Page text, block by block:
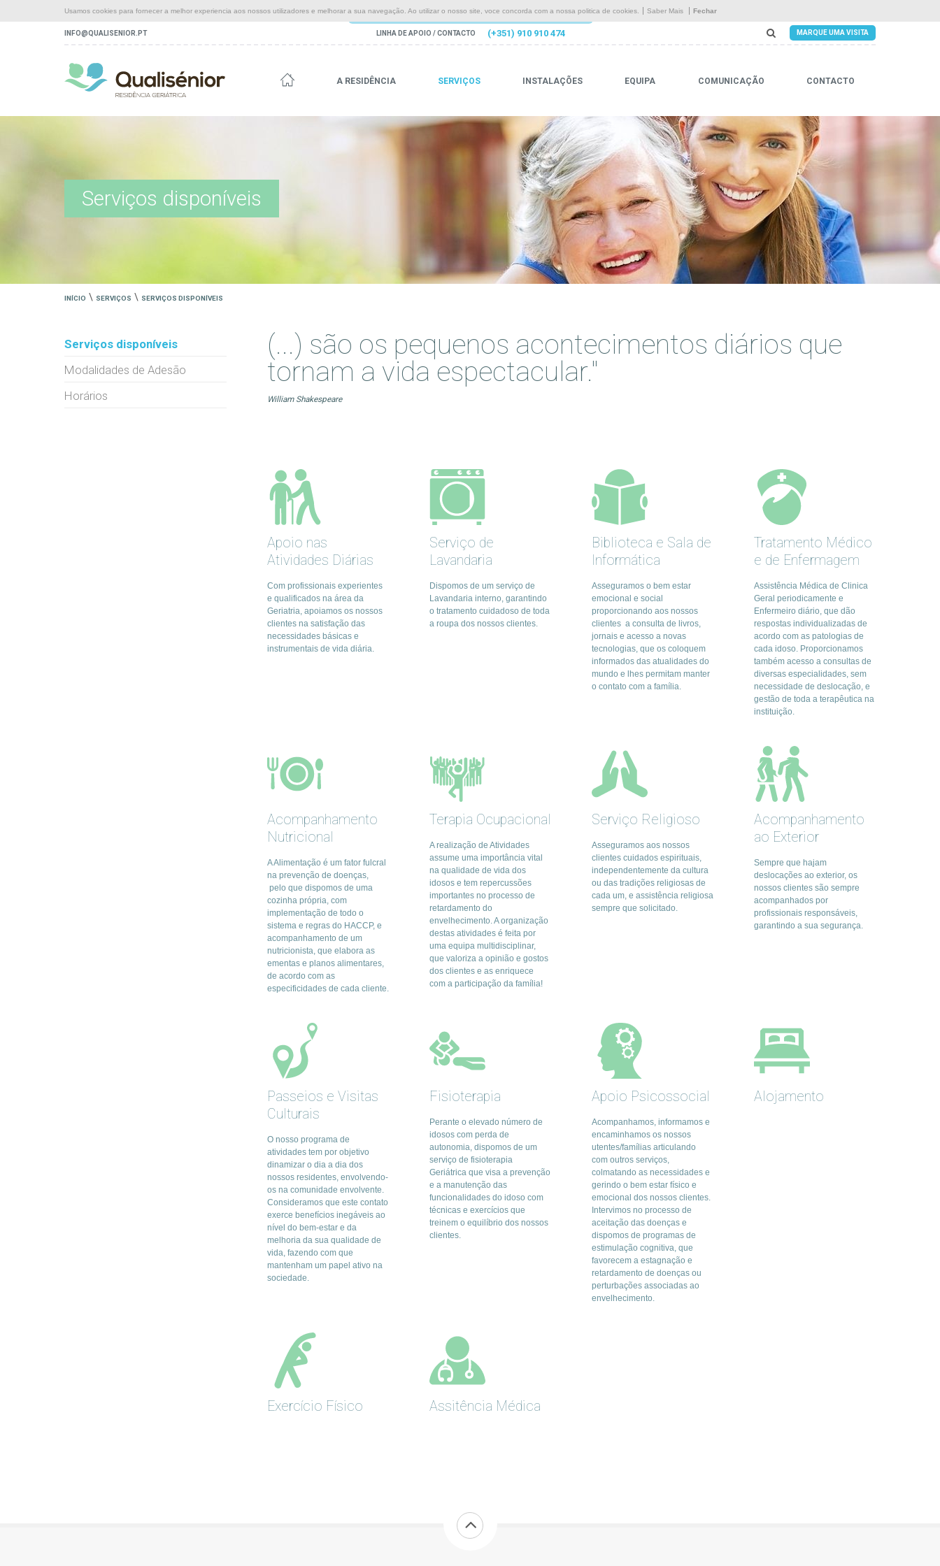
Usamos cookies para fornecer a melhor experiencia aos nossos utilizadores e melhorar a sua navegação. Ao utilizar o nosso site, voce concorda com a nossa politica de cookies. Saber Mais Fechar
A Residência
Instalações
Comunicação
Contacto
INFO@QUALISENIOR.PT LINHA DE APOIO / CONTACTO (+351) 910 910 474 MARQUE UMA VISITA
A RESIDÊNCIA SERVIÇOS INSTALAÇÕES EQUIPA COMUNICAÇÃO CONTACTO
Serviços disponíveis
INÍCIO \ SERVIÇOS \ SERVIÇOS DISPONÍVEIS
(...) são os pequenos acontecimentos diários que
tornam a vida espectacular."
William Shakespeare
Apoio nas
Atividades Diárias
Com profissionais experientes
e qualificados na área da
Geriatria, apoiamos os nossos
clientes na satisfação das
necessidades básicas e
instrumentais de vida diária.
Serviço de
Lavandaria
Dispomos de um serviço de
Lavandaria interno, garantindo
o tratamento cuidadoso de toda
a roupa dos nossos clientes.
Biblioteca e Sala de
Informática
Asseguramos o bem estar
emocional e social
proporcionando aos nossos
clientes a consulta de livros,
jornais e acesso a novas
tecnologias, que os coloquem
informados das atualidades do
mundo e lhes permitam manter
o contato com a família.
Tratamento Médico
e de Enfermagem
Assistência Médica de Clinica
Geral periodicamente e
Enfermeiro diário, que dão
respostas individualizadas de
acordo com as patologias de
cada idoso. Proporcionamos
também acesso a consultas de
diversas especialidades, sem
necessidade de deslocação, e
gestão de toda a terapêutica na
instituição.
Acompanhamento
Nutricional
A Alimentação é um fator fulcral
na prevenção de doenças,
pelo que dispomos de uma
cozinha própria, com
implementação de todo o
sistema e regras do HACCP, e
acompanhamento de um
nutricionista, que elabora as
ementas e planos alimentares,
de acordo com as
especificidades de cada cliente.
Terapia Ocupacional
A realização de Atividades
assume uma importância vital
na qualidade de vida dos
idosos e tem repercussões
importantes no processo de
retardamento do
envelhecimento. A organização
destas atividades é feita por
uma equipa multidisciplinar,
que valoriza a opinião e gostos
dos clientes e as enriquece
com a participação da família!
Serviço Religioso
Asseguramos aos nossos
clientes cuidados espirituais,
independentemente da cultura
ou das tradições religiosas de
cada um, e assistência religiosa
sempre que solicitado.
Acompanhamento
ao Exterior
Sempre que hajam
deslocações ao exterior, os
nossos clientes são sempre
acompanhados por
profissionais responsáveis,
garantindo a sua segurança.
Passeios e Visitas
Culturais
O nosso programa de
atividades tem por objetivo
dinamizar o dia a dia dos
nossos residentes, envolvendo-
os na comunidade envolvente.
Consideramos que este contato
exerce benefícios inegáveis ao
nível do bem-estar e da
melhoria da sua qualidade de
vida, fazendo com que
mantenham um papel ativo na
sociedade.
Fisioterapia
Perante o elevado número de
idosos com perda de
autonomia, dispomos de um
serviço de fisioterapia
Geriátrica que visa a prevenção
e a manutenção das
funcionalidades do idoso com
técnicas e exercícios que
treinem o equilíbrio dos nossos
clientes.
Apoio Psicossocial
Acompanhamos, informamos e
encaminhamos os nossos
utentes/famílias articulando
com outros serviços,
colmatando as necessidades e
gerindo o bem estar físico e
emocional dos nossos clientes.
Intervimos no processo de
aceitação das doenças e
dispomos de programas de
estimulação cognitiva, que
favorecem a estagnação e
retardamento de doenças ou
perturbações associadas ao
envelhecimento.
Alojamento
Exercício Físico Assitência Médica
Serviços disponíveis
Modalidades de Adesão
Horários